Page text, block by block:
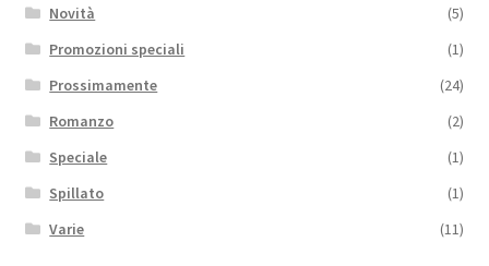
Novità
(5)
Promozioni speciali
(1)
Prossimamente
(24)
Romanzo
(2)
Speciale
(1)
Spillato
(1)
Varie
(11)